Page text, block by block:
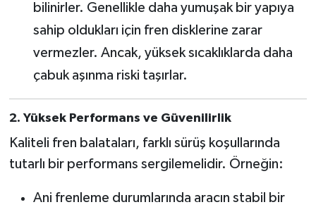
bilinirler. Genellikle daha yumuşak bir yapıya
sahip oldukları için fren disklerine zarar
vermezler. Ancak, yüksek sıcaklıklarda daha
çabuk aşınma riski taşırlar.
2. Yüksek Performans ve Güvenilirlik
Kaliteli fren balataları, farklı sürüş koşullarında
tutarlı bir performans sergilemelidir. Örneğin:
Ani frenleme durumlarında aracın stabil bir